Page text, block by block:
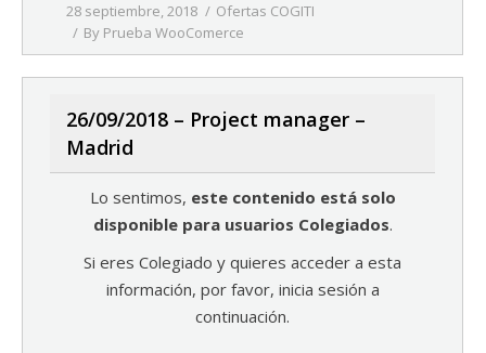
28 septiembre, 2018
Ofertas COGITI
By Prueba WooComerce
26/09/2018 – Project manager –
Madrid
Lo sentimos, este contenido está solo
disponible para usuarios Colegiados.
Si eres Colegiado y quieres acceder a esta
información, por favor, inicia sesión a
continuación.